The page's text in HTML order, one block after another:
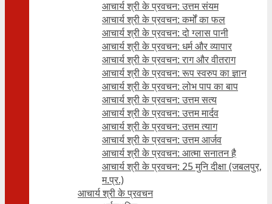
आचार्य श्री के प्रवचन: उत्तम संयम
आचार्य श्री के प्रवचन: कर्मों का फल
आचार्य श्री के प्रवचन: दो ग्लास पानी
आचार्य श्री के प्रवचन: धर्म और व्यापार
आचार्य श्री के प्रवचन: राग और वीतराग
आचार्य श्री के प्रवचन: रूप स्वरुप का ज्ञान
आचार्य श्री के प्रवचन: लोभ पाप का बाप
आचार्य श्री के प्रवचन: उत्तम सत्य
आचार्य श्री के प्रवचन: उत्तम मार्दव
आचार्य श्री के प्रवचन: उत्तम त्याग
आचार्य श्री के प्रवचन: उत्तम आर्जव
आचार्य श्री के प्रवचन: आत्मा सनातन है
आचार्य श्री के प्रवचन: 25 मुनि दीक्षा (जबलपुर,
म.प्र.)
आचार्य श्री के प्रवचन